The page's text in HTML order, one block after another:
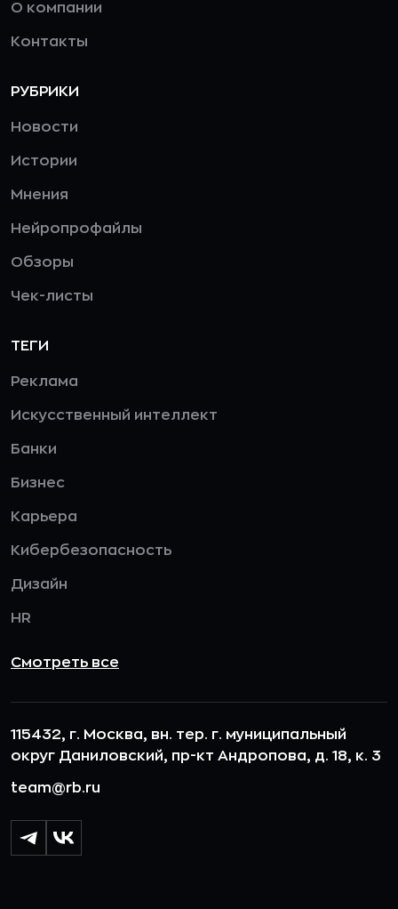
О компании
Контакты
РУБРИКИ
Новости
Истории
Мнения
Нейропрофайлы
Обзоры
Чек-листы
ТЕГИ
Реклама
Искусственный интеллект
Банки
Бизнес
Карьера
Кибербезопасность
Дизайн
HR
Смотреть все
115432, г. Москва, вн. тер. г. муниципальный
округ Даниловский, пр-кт Андропова, д. 18, к. 3
team@rb.ru